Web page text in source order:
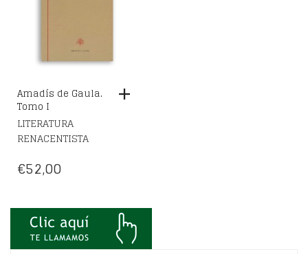
Amadís de Gaula.
Tomo I
LITERATURA
RENACENTISTA
€52,00